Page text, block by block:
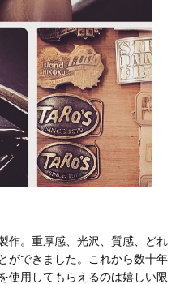
作。重厚感、光沢、質感、どれ
ができました。これから数十年
使用してもらえるのは嬉しい限